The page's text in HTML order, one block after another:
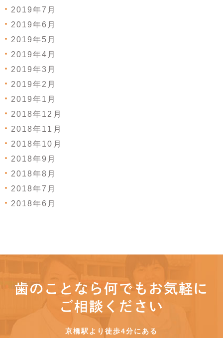
2019年7月
2019年6月
2019年5月
2019年4月
2019年3月
2019年2月
2019年1月
2018年12月
2018年11月
2018年10月
2018年9月
2018年8月
2018年7月
2018年6月
歯のことなら何でもお気軽に
ご相談ください
京橋駅より徒歩4分にある